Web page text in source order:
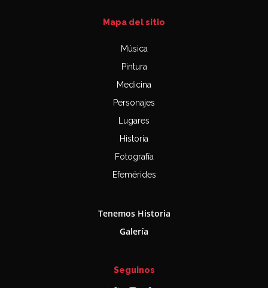
Mapa del sitio
Música
Pintura
Medicina
Personajes
Lugares
Historia
Fotografía
Efemérides
Tenemos Historia
Galería
Seguinos